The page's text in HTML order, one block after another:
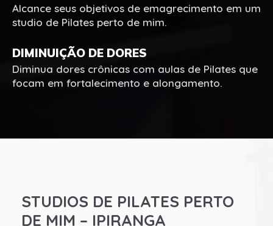
Alcance seus objetivos de emagrecimento em um
studio de Pilates perto de mim.
DIMINUIÇÃO DE DORES
Diminua dores crônicas com aulas de Pilates que
focam em fortalecimento e alongamento.
STUDIOS DE PILATES PERTO
DE MIM – IPIRANGA